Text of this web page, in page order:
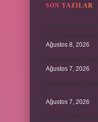
SON YAZILAR
Titanyum dioksit
kremleri zararlı mı ?
Ağustos 8, 2026
Kurutma makinesi
Ağustos 7, 2026
Kendi mahrem
Ağustos 7, 2026
Avar ve VAR